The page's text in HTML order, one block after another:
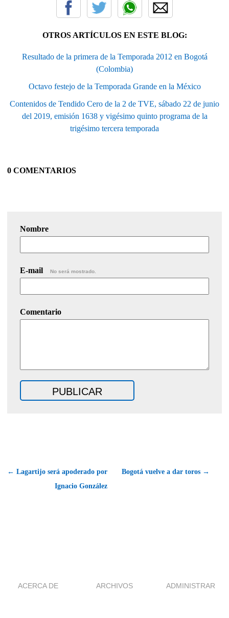
OTROS ARTÍCULOS EN ESTE BLOG:
Resultado de la primera de la Temporada 2012 en Bogotá
(Colombia)
Octavo festejo de la Temporada Grande en la México
Contenidos de Tendido Cero de la 2 de TVE, sábado 22 de junio
del 2019, emisión 1638 y vigésimo quinto programa de la
trigésimo tercera temporada
0 COMENTARIOS
Nombre
E-mail No será mostrado.
Comentario
← Lagartijo será apoderado por
Ignacio González
Bogotá vuelve a dar toros →
ACERCA DE ARCHIVOS ADMINISTRAR